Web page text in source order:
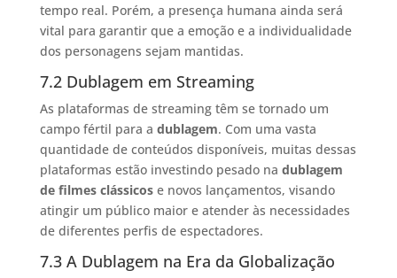
tempo real. Porém, a presença humana ainda será
vital para garantir que a emoção e a individualidade
dos personagens sejam mantidas.
7.2 Dublagem em Streaming
As plataformas de streaming têm se tornado um
campo fértil para a dublagem. Com uma vasta
quantidade de conteúdos disponíveis, muitas dessas
plataformas estão investindo pesado na dublagem
de filmes clássicose novos lançamentos, visando
atingir um público maior e atender às necessidades
de diferentes perfis de espectadores.
7.3 A Dublagem na Era da Globalização